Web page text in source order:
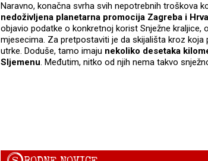
Naravno, konačna svrha svih nepotrebnih troškova
nedoživljena planetarna promocija Zagreba i
objavio podatke o konkretnoj korist Snježne
mjesecima. Za pretpostaviti je da skijališta kroz
utrke. Doduše, tamo imaju nekoliko desetaka
Sljemenu. Međutim, nitko od njih nema takvo